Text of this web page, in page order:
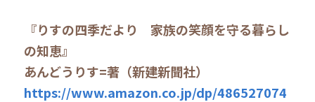
『りすの四季だより　家族の笑顔を守る暮らし
の知恵』
あんどうりす=著（新建新聞社）
https://www.amazon.co.jp/dp/486527074